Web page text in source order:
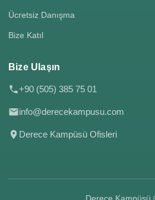
Ücretsiz Danışma
Bize Katıl
Bize Ulaşın
+90 (505) 385 75 01
info@derecekampusu.com
Derece Kampüsü Ofisleri